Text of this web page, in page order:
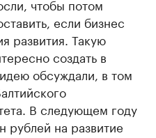
чтобы потом
если бизнес
развития. Такую
создать в
обсуждали, в том
В следующем году
рублей на развитие